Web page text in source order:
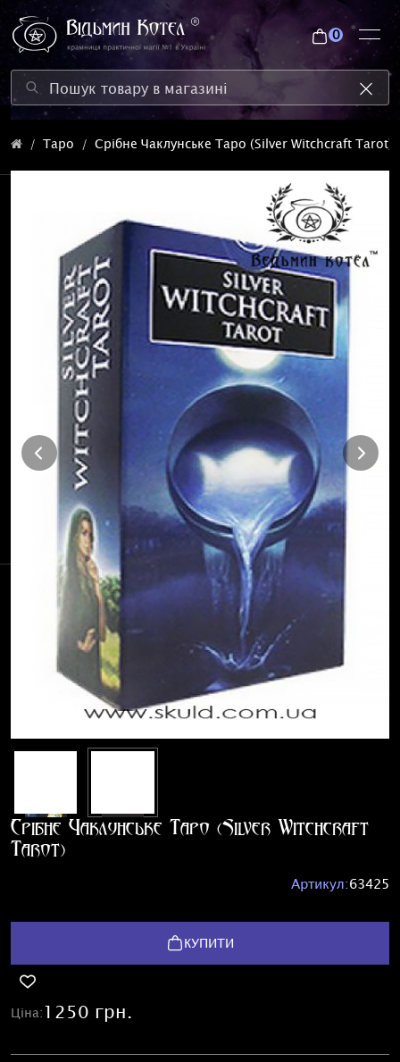
0
Таро Срібне Чаклунське Таро (Silver Witchcraft Tarot)
Срібне Чаклунське Таро (Silver Witchcraft
Tarot)
Артикул:63425
КУПИТИ
Ціна: 1250 грн.